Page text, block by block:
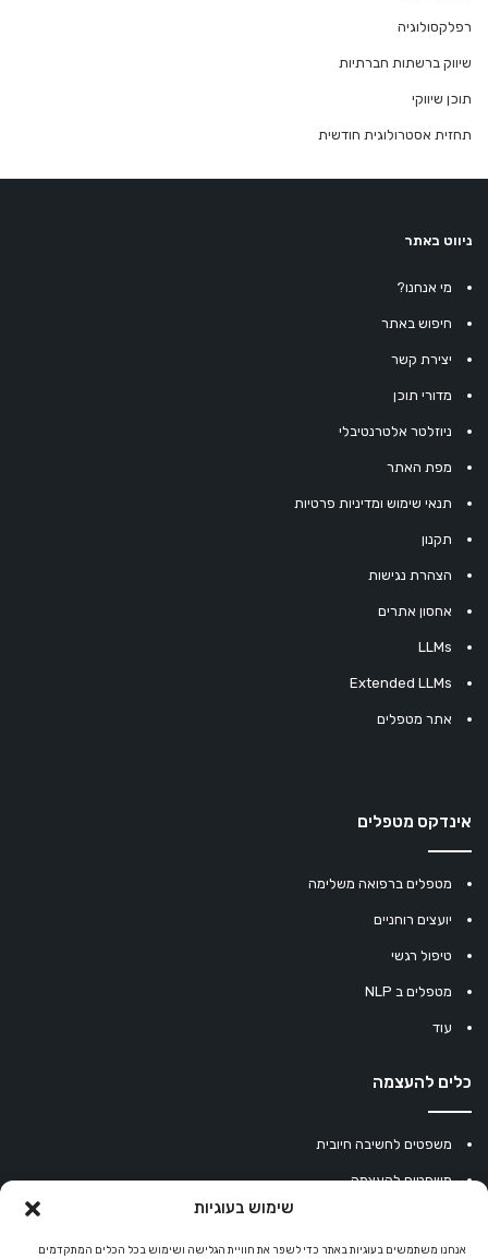
שימוש בעוגיות
אנחנו משתמשים בעוגיות באתר כדי לשפר את חוויית הגלישה ושימוש בכל הכלים המתקדמים
רפלקסולוגיה
שיווק ברשתות חברתיות
תוכן שיווקי
תחזית אסטרולוגית חודשית
ניווט באתר
מי אנחנו?
חיפוש באתר
יצירת קשר
מדורי תוכן
ניוזלטר אלטרנטיבלי
מפת האתר
תנאי שימוש ומדיניות פרטיות
תקנון
הצהרת נגישות
אחסון אתרים
LLMs
Extended LLMs
אתר מטפלים
אינדקס מטפלים
מטפלים ברפואה משלימה
יועצים רוחניים
טיפול רגשי
מטפלים ב NLP
עוד
כלים להעצמה
משפטים לחשיבה חיובית
משפטים להעצמה
מחשבון נומרולוגיה